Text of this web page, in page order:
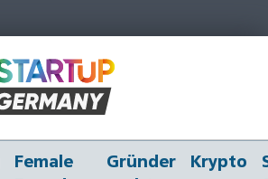
Female
Gründer
Krypto